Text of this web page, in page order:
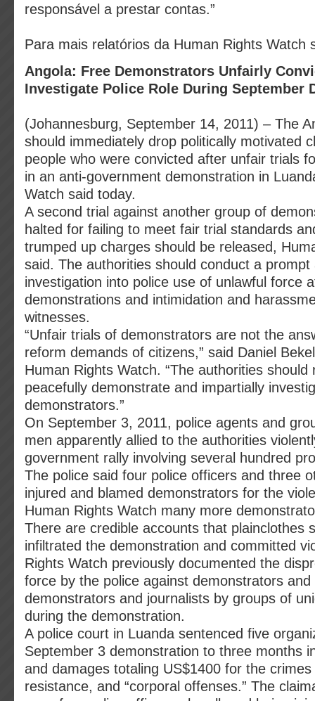
responsável a prestar contas.”
Para mais relatórios da Human Rights Watch
Angola: Free Demonstrators Unfairly
Investigate Police Role During September
(Johannesburg, September 14, 2011) – The
should immediately drop politically motivated
people who were convicted after unfair trials
in an anti-government demonstration in
Watch said today.
A second trial against another group of
halted for failing to meet fair trial standards
trumped up charges should be released,
said. The authorities should conduct a prompt
investigation into police use of unlawful force
demonstrations and intimidation and
witnesses.
“Unfair trials of demonstrators are not the
reform demands of citizens,” said Daniel
Human Rights Watch. “The authorities
peacefully demonstrate and impartially
demonstrators.”
On September 3, 2011, police agents and
men apparently allied to the authorities
government rally involving several hundred
The police said four police officers and three
injured and blamed demonstrators for the
Human Rights Watch many more
There are credible accounts that plainclothes
infiltrated the demonstration and committed
Rights Watch previously documented the
force by the police against demonstrators
demonstrators and journalists by groups of
during the demonstration.
A police court in Luanda sentenced five
September 3 demonstration to three months
and damages totaling US$1400 for the
resistance, and “corporal offenses.” The